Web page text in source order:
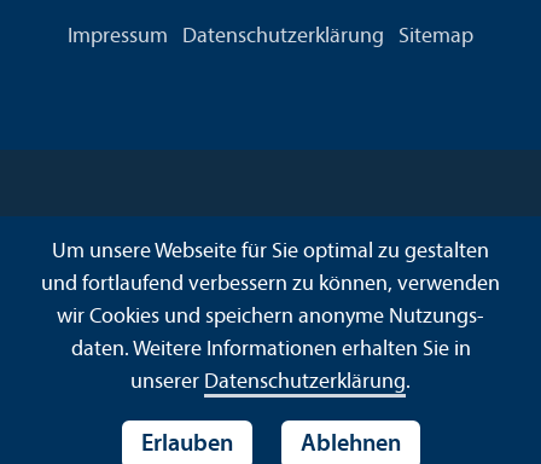
Impressum Datenschutz­erklärung Sitemap
Um unsere Webseite für Sie optimal zu gestalten
und fortlaufend verbessern zu können, verwenden
wir Cookies und speichern anonyme Nutzungs­
daten. Weitere Informationen erhalten Sie in
unserer Datenschutz­erklärung.
Erlauben Ablehnen